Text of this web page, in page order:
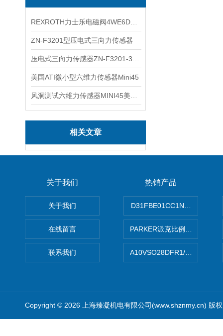
ZN-F3201型压电式三向力传感器
美国ATI微小型六维力传感器Mini45
相关文章
关于我们
关于我们
在线留言
联系我们
热销产品
PARKER派克比例阀 柱塞泵
A10VSO28DFR1/
Copyright © 2026 上海臻凝机电有限公司(www.shznmy.cn) 版